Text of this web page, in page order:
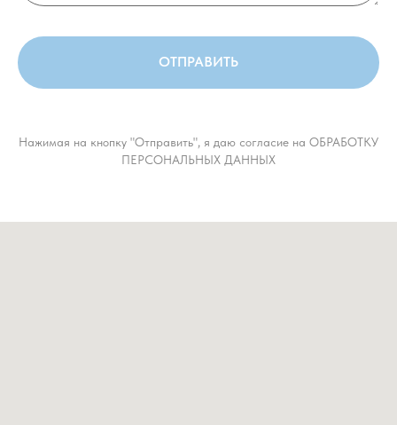
ОТПРАВИТЬ
Нажимая на кнопку "Отправить", я даю согласие на ОБРАБОТКУ
ПЕРСОНАЛЬНЫХ ДАННЫХ